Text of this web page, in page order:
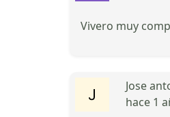
Vivero muy
Jose
hace 1